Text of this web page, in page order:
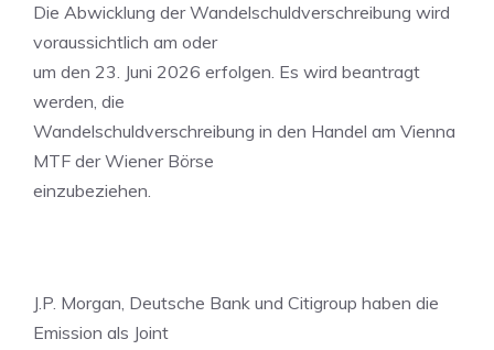
Die Abwicklung der Wandelschuldverschreibung wird
voraussichtlich am oder
um den 23. Juni 2026 erfolgen. Es wird beantragt
werden, die
Wandelschuldverschreibung in den Handel am Vienna
MTF der Wiener Börse
einzubeziehen.
J.P. Morgan, Deutsche Bank und Citigroup haben die
Emission als Joint